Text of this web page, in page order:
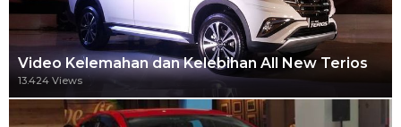
Video Kelemahan dan Kelebihan All New Terios
13.424 Views